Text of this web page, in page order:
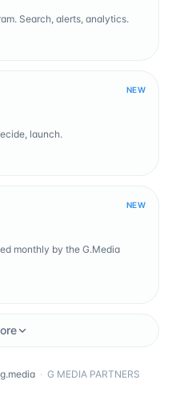
Search, alerts, analytics.
NEW
launch.
NEW
monthly by the G.Media
· G MEDIA PARTNERS